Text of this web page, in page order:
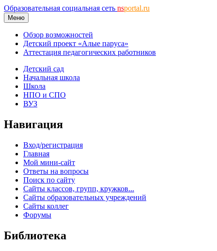
Образовательная социальная сеть nsportal.ru
Меню
Обзор возможностей
Детский проект «Алые паруса»
Аттестация педагогических работников
Детский сад
Начальная школа
Школа
НПО и СПО
ВУЗ
Навигация
Вход/регистрация
Главная
Мой мини-сайт
Ответы на вопросы
Поиск по сайту
Сайты классов, групп, кружков...
Сайты образовательных учреждений
Сайты коллег
Форумы
Библиотека